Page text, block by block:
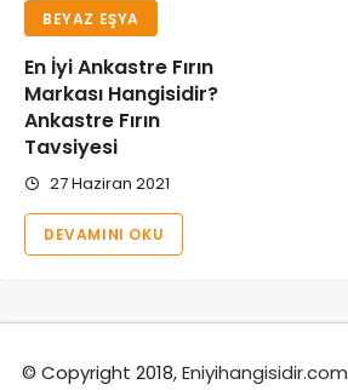
BEYAZ EŞYA
En İyi Ankastre Fırın
Markası Hangisidir?
Ankastre Fırın
Tavsiyesi
27 Haziran 2021
DEVAMINI OKU
© Copyright 2018,Eniyihangisidir.com